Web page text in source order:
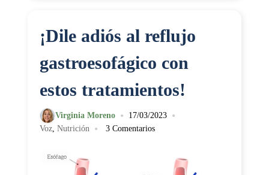
¡Dile adiós al reflujo
gastroesofágico con
estos tratamientos!
Virginia Moreno • 17/03/2023 •
Voz, Nutrición • 3 Comentarios